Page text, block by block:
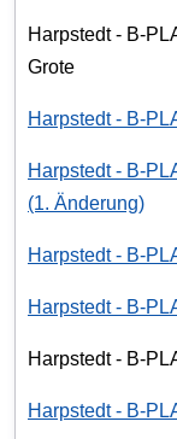
Harpstedt - B-
Grote
Harpstedt - B-
Harpstedt - B-
(1. Änderung)
Harpstedt - B-
Harpstedt - B-
Harpstedt - B-
Harpstedt - B-